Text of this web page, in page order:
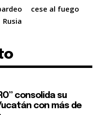
cese al fuego
Rusia
consolida su
con más de